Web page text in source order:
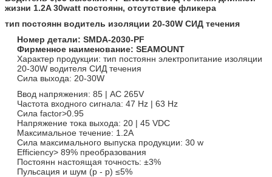
жизни 1.2A 30watt постоянн, отсутствие фликера
тип постоянн водитель изоляции 20-30W СИД течения
Номер детали: SMDA-2030-PF
Фирменное наименование: SEAMOUNT
Характер продукции: тип постоянн электропитание изоляции
20-30W водителя СИД течения
Сила выхода: 20-30W
Ввод напряжения: 85 | AC 265V
Частота входного сигнала: 47 Hz | 63 Hz
Сила factor>0.95
Напряжение тока выхода: 20 | 45 VDC
Максимальное течение: 1.2A
Сила максимального выпуска продукции: 30 w
Efficiency> 89% преобразования
Постоянн настоящая точность: ±3%
Пульсация и шум (p - p) ≤5%